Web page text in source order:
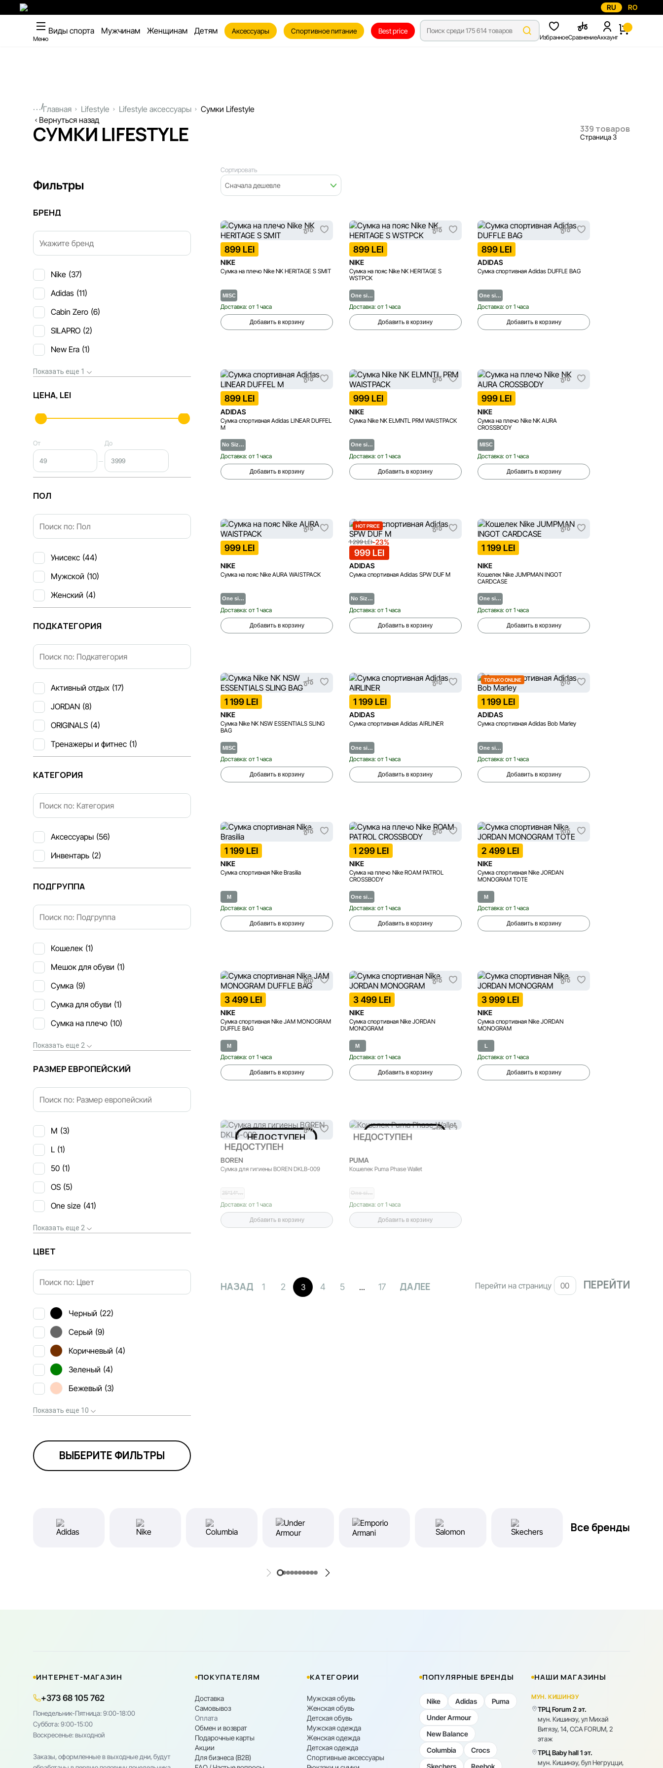
RU RO
Меню
Виды спорта Мужчинам Женщинам Детям Аксессуары Спортивное питание Best price
ИзбранноеСравнениеАккаунт
...Главная Lifestyle Lifestyle аксессуары
Сумки Lifestyle
Вернуться назад
СУМКИ LIFESTYLE 339 товаров
Страница 3
Фильтры
БРЕНД
Nike (37)
Adidas (11)
Cabin Zero (6)
SILAPRO (2)
New Era (1)
Показать еще 1
ЦЕНА, LEI
От До
ПОЛ
Унисекс (44)
Мужской (10)
Женский (4)
ПОДКАТЕГОРИЯ
Активный отдых (17)
JORDAN (8)
ORIGINALS (4)
Тренажеры и фитнес (1)
КАТЕГОРИЯ
Аксессуары (56)
Инвентарь (2)
ПОДГРУППА
Кошелек (1)
Мешок для обуви (1)
Сумка (9)
Сумка для обуви (1)
Сумка на плечо (10)
Показать еще 2
РАЗМЕР ЕВРОПЕЙСКИЙ
M (3)
L (1)
50 (1)
OS (5)
One size (41)
Показать еще 2
ЦВЕТ
Черный (22)
Серый (9)
Коричневый (4)
Зеленый (4)
Бежевый (3)
Показать еще 10
ВЫБЕРИТЕ ФИЛЬТРЫ
Сортировать
Сначала дешевле
899 LEI
NIKE
Сумка на плечо Nike NK HERITAGE S SMIT
MISC
Доставка: от 1 часа
Добавить в корзину
899 LEI
NIKE
Сумка на пояс Nike NK HERITAGE S
WSTPCK
One si…
Доставка: от 1 часа
Добавить в корзину
899 LEI
ADIDAS
Сумка спортивная Adidas DUFFLE BAG
One si…
Доставка: от 1 часа
Добавить в корзину
899 LEI
ADIDAS
Сумка спортивная Adidas LINEAR DUFFEL
M
No Siz…
Доставка: от 1 часа
Добавить в корзину
999 LEI
NIKE
Сумка Nike NK ELMNTL PRM WAISTPACK
One si…
Доставка: от 1 часа
Добавить в корзину
999 LEI
NIKE
Сумка на плечо Nike NK AURA
CROSSBODY
MISC
Доставка: от 1 часа
Добавить в корзину
999 LEI
NIKE
Сумка на пояс Nike AURA WAISTPACK
One si…
Доставка: от 1 часа
Добавить в корзину
HOT PRICE
1 299 LEI-23%
999 LEI
ADIDAS
Сумка спортивная Adidas SPW DUF M
No Siz…
Доставка: от 1 часа
Добавить в корзину
1 199 LEI
NIKE
Кошелек Nike JUMPMAN INGOT
CARDCASE
One si…
Доставка: от 1 часа
Добавить в корзину
1 199 LEI
NIKE
Сумка Nike NK NSW ESSENTIALS SLING
BAG
MISC
Доставка: от 1 часа
Добавить в корзину
1 199 LEI
ADIDAS
Сумка спортивная Adidas AIRLINER
One si…
Доставка: от 1 часа
Добавить в корзину
ТОЛЬКО ONLINE
1 199 LEI
ADIDAS
Сумка спортивная Adidas Bob Marley
One si…
Доставка: от 1 часа
Добавить в корзину
1 199 LEI
NIKE
Сумка спортивная Nike Brasilia
M
Доставка: от 1 часа
Добавить в корзину
1 299 LEI
NIKE
Сумка на плечо Nike ROAM PATROL
CROSSBODY
One si…
Доставка: от 1 часа
Добавить в корзину
2 499 LEI
NIKE
Сумка спортивная Nike JORDAN
MONOGRAM TOTE
M
Доставка: от 1 часа
Добавить в корзину
3 499 LEI
NIKE
Сумка спортивная Nike JAM MONOGRAM
DUFFLE BAG
M
Доставка: от 1 часа
Добавить в корзину
3 499 LEI
NIKE
Сумка спортивная Nike JORDAN
MONOGRAM
M
Доставка: от 1 часа
Добавить в корзину
3 999 LEI
NIKE
Сумка спортивная Nike JORDAN
MONOGRAM
L
Доставка: от 1 часа
Добавить в корзину
НЕДОСТУПЕН
НЕДОСТУПЕН
BOREN
Сумка для гигиены BOREN DKLB-009
25*14*…
Доставка: от 1 часа
Добавить в корзину
НЕДОСТУПЕН
НЕДОСТУПЕН
PUMA
Кошелек Puma Phase Wallet
One si…
Доставка: от 1 часа
Добавить в корзину
НАЗАД 1 2 3 4 5 ... 17 ДАЛЕЕ Перейти на страницу
Все бренды
ИНТЕРНЕТ-МАГАЗИН
+373 68 105 762
Понедельник-Пятница: 9:00-18:00
Cуббота: 9:00-15:00
Воскресенье: выходной
Заказы, оформленные в выходные дни, будут
ПОКУПАТЕЛЯМ
Доставка
Самовывоз
Оплата
Обмен и возврат
Подарочные карты
Акции
Для бизнеса (B2B)
КАТЕГОРИИ
Мужская обувь
Женская обувь
Детская обувь
Мужская одежда
Женская одежда
Детская одежда
Спортивные аксессуары
ПОПУЛЯРНЫЕ БРЕНДЫ
Nike Adidas
Puma
Under Armour
New Balance
Columbia
Crocs
НАШИ МАГАЗИНЫ
МУН. КИШИНЭУ
ТРЦ Forum 2 эт.
мун. Кишинэу, ул Михай
Витязу, 14, CCA FORUM, 2
этаж
ТРЦ Baby hall 1 эт.
мун. Кишинэу, бул Негруцци,